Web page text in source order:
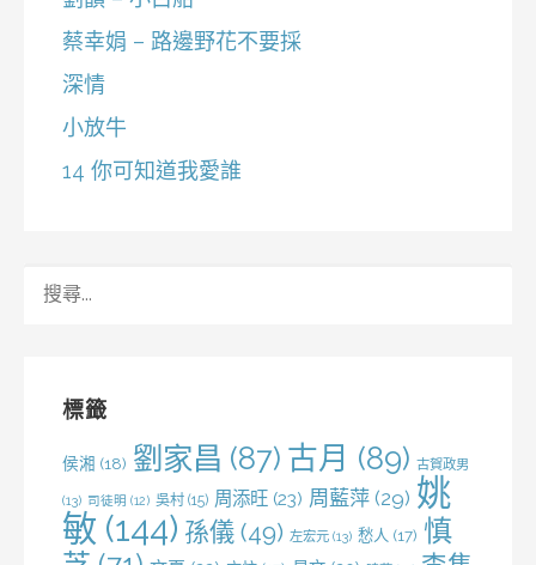
蔡幸娟 – 路邊野花不要採
深情
小放牛
14 你可知道我愛誰
標籤
侯湘 (18) 劉家昌 (87) 古月 (89) 古賀政男
(13) 司徒明 (12) 吳村 (15) 周添旺 (23) 周藍萍 (29) 姚
敏 (144) 孫儀 (49) 左宏元 (13) 愁人 (17) 慎